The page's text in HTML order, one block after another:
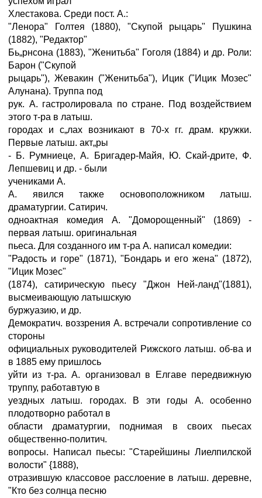
Хлестакова. Среди пост. А.:
"Ленора" Голтея (1880), "Скупой рыцарь" Пушкина
(1882), "Редактор"
Бь„рнсона (1883), "Женитьба" Гоголя (1884) и др. Роли:
Барон ("Скупой
рыцарь"), Жевакин ("Женитьба"), Ицик ("Ицик Мозес"
Алунана). Труппа под
рук. А. гастролировала по стране. Под воздействием
этого т-ра в латыш.
городах и с„лах возникают в 70-х гг. драм. кружки.
Первые латыш. акт„ры
- Б. Румниеце, А. Бригадер-Майя, Ю. Скай-дрите, Ф.
Лепшевиц и др. - были
учениками А.
А. явился также основоположником латыш.
драматургии. Сатирич.
одноактная комедия А. "Доморощенный" (1869) -
первая латыш. оригинальная
пьеса. Для созданного им т-ра А. написал комедии:
"Радость и горе" (1871), "Бондарь и его жена" (1872),
"Ицик Мозес"
(1874), сатирическую пьесу "Джон Ней-ланд"(1881),
высмеивающую латышскую
буржуазию, и др.
Демократич. воззрения А. встречали сопротивление со
стороны
официальных руководителей Рижского латыш. об-ва и
в 1885 ему пришлось
уйти из т-ра. А. организовал в Елгаве передвижную
труппу, работавтую в
уездных латыш. городах. В эти годы А. особенно
плодотворно работал в
области драматургии, поднимая в своих пьесах
общественно-политич.
вопросы. Написал пьесы: "Старейшины Лиелпилской
волости" {1888),
отразившую классовое расслоение в латыш. деревне,
"Кто без солнца песню